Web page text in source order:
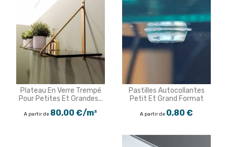
Plateau En Verre Trempé
Pour Petites Et Grandes...
A partir de 80,00 €/m²
Pastilles Autocollantes
Petit Et Grand Format
A partir de 0,80 €